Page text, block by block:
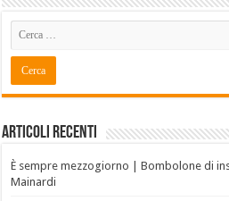
Articoli recenti
È sempre mezzogiorno | Bombolone di
Mainardi